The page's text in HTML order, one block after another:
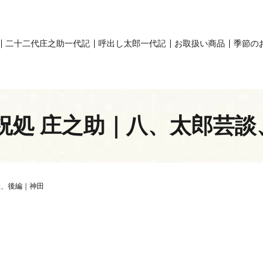
二十二代庄之助一代記 呼出し太郎一代記 お取扱い商品 季節の
処 庄之助｜八、太郎芸談
後編｜神田